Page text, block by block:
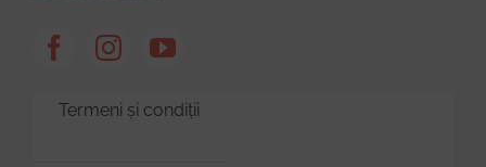
Termeni și condiții